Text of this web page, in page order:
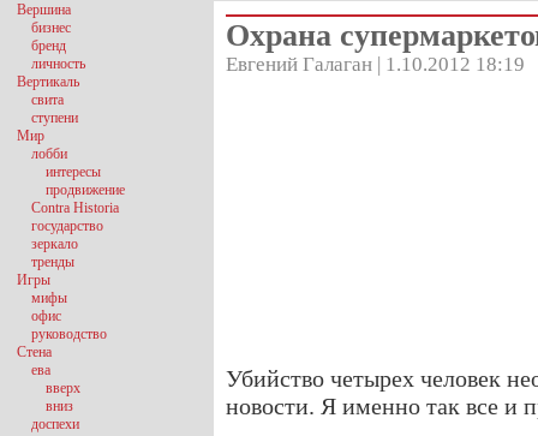
Охрана
Евгений Галаган | 1.10.2012 18:19
Убийство четырех человек
новости. Я именно так все и
Вершина
бизнес
бренд
личность
Вертикаль
свита
ступени
Мир
лобби
интересы
продвижение
Contra Historia
государство
зеркало
тренды
Игры
мифы
офис
руководство
Стена
ева
вверх
вниз
доспехи